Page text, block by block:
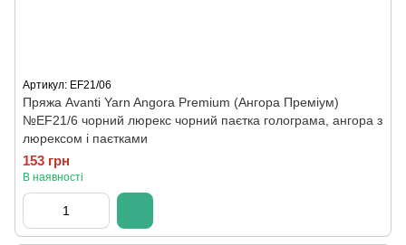
Артикул: EF21/06
Пряжа Avanti Yarn Angora Premium (Ангора Преміум)
№EF21/6 чорний люрекс чорний паєтка голограма, ангора з
люрексом і паєтками
153 грн
В наявності